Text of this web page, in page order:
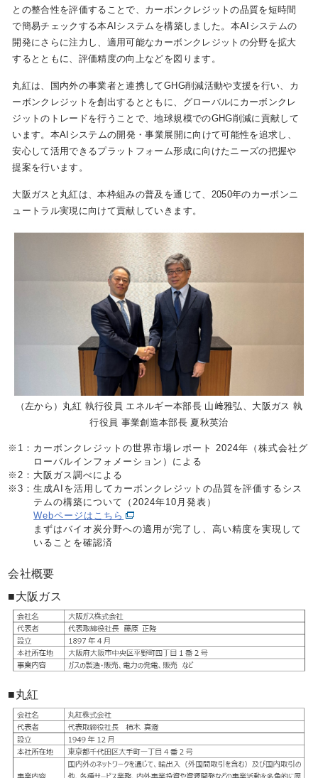
との整合性を評価することで、カーボンクレジットの品質を短時間
で簡易チェックする本AIシステムを構築しました。本AIシステムの
開発にさらに注力し、適用可能なカーボンクレジットの分野を拡大
するとともに、評価精度の向上などを図ります。
丸紅は、国内外の事業者と連携してGHG削減活動や支援を行い、カ
ーボンクレジットを創出するとともに、グローバルにカーボンクレ
ジットのトレードを行うことで、地球規模でのGHG削減に貢献して
います。本AIシステムの開発・事業展開に向けて可能性を追求し、
安心して活用できるプラットフォーム形成に向けたニーズの把握や
提案を行います。
大阪ガスと丸紅は、本枠組みの普及を通じて、2050年のカーボンニ
ュートラル実現に向けて貢献していきます。
（左から）丸紅 執行役員 エネルギー本部長 山﨑雅弘、大阪ガス 執
行役員 事業創造本部長 夏秋英治
※1： カーボンクレジットの世界市場レポート 2024年（株式会社グ
ローバルインフォメーション）による
※2： 大阪ガス調べによる
※3：生成AIを活用してカーボンクレジットの品質を評価するシス
テムの構築について（2024年10月発表）
Webページはこちら
まずはバイオ炭分野への適用が完了し、高い精度を実現して
いることを確認済
会社概要
■大阪ガス
■丸紅